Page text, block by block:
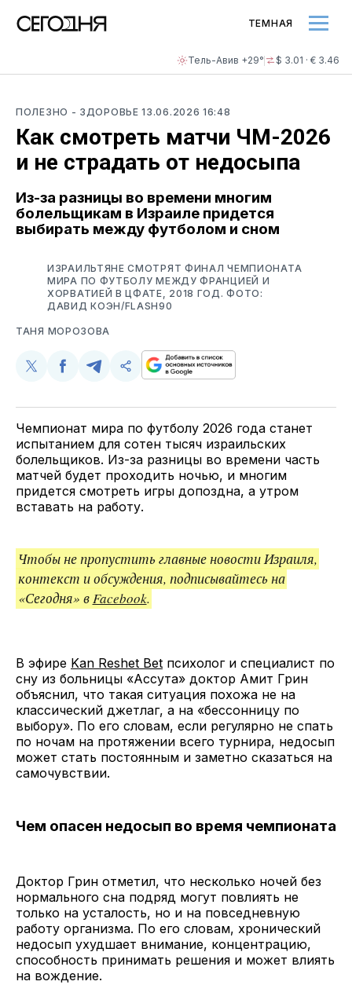
Тель-Авив +29° $ 3.01 · € 3.46
ТЕМНАЯ
ПОЛЕЗНО - ЗДОРОВЬЕ13.06.2026 16:48
Как смотреть матчи ЧМ-2026
и не страдать от недосыпа
Из-за разницы во времени многим
болельщикам в Израиле придется
выбирать между футболом и сном
ИЗРАИЛЬТЯНЕ СМОТРЯТ ФИНАЛ ЧЕМПИОНАТА
МИРА ПО ФУТБОЛУ МЕЖДУ ФРАНЦИЕЙ И
ХОРВАТИЕЙ В ЦФАТЕ, 2018 ГОД. ФОТО:
ДАВИД КОЭН/FLASH90
ТАНЯ МОРОЗОВА
Поделиться
Twitter
Поделиться
Facebook
Поделиться
Telegram
Скопируйте
поделитесь
ссылкой
Чемпионат мира по футболу 2026 года станет
испытанием для сотен тысяч израильских
болельщиков. Из-за разницы во времени часть
матчей будет проходить ночью, и многим
придется смотреть игры допоздна, а утром
вставать на работу.
Чтобы не пропустить главные новости Израиля,
контекст и обсуждения, подписывайтесь на
«Сегодня» вFacebook.
В эфире Kan Reshet Bet психолог и специалист по
сну из больницы «Ассута» доктор Амит Грин
объяснил, что такая ситуация похожа не на
классический джетлаг, а на «бессонницу по
выбору». По его словам, если регулярно не спать
по ночам на протяжении всего турнира, недосып
может стать постоянным и заметно сказаться на
самочувствии.
Чем опасен недосып во время чемпионата
Доктор Грин отметил, что несколько ночей без
нормального сна подряд могут повлиять не
только на усталость, но и на повседневную
работу организма. По его словам, хронический
недосып ухудшает внимание, концентрацию,
способность принимать решения и может влиять
на вождение.